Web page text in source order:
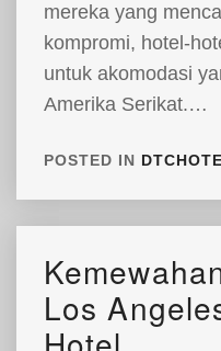
mereka yang
kompromi, hotel-
untuk akomodasi
Amerika Serikat.…
POSTED IN
Los